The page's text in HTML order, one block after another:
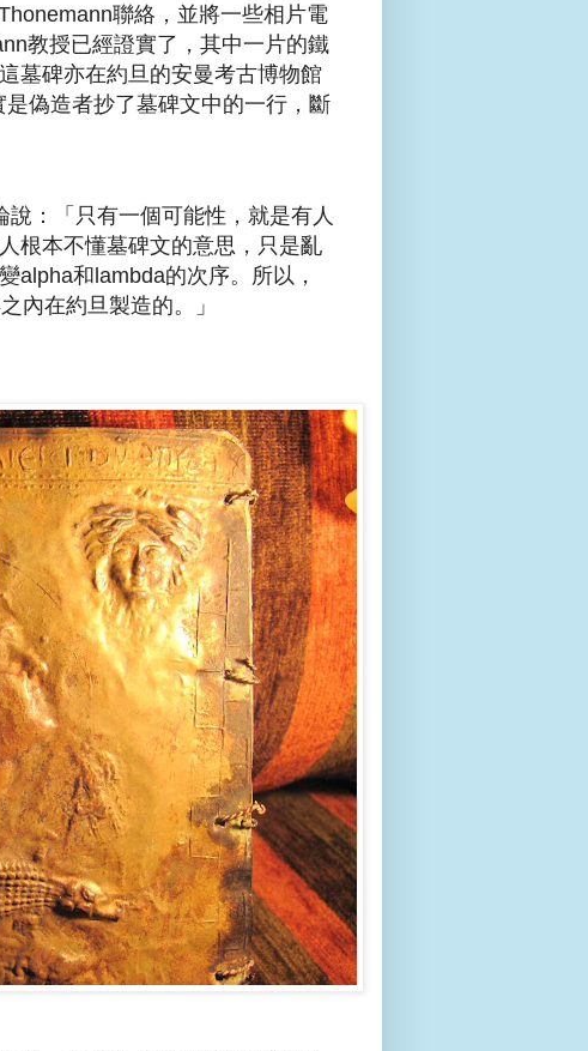
聯絡，並將一些相片電
教授已經證實了，其中一片的鐵
墓碑亦在約旦的安曼考古博物館
偽造者抄了墓碑文中的一行，斷
：「只有一個可能性，就是有人
根本不懂墓碑文的意思，只是亂
alpha和lambda的次序。所以，
內在約旦製造的。」